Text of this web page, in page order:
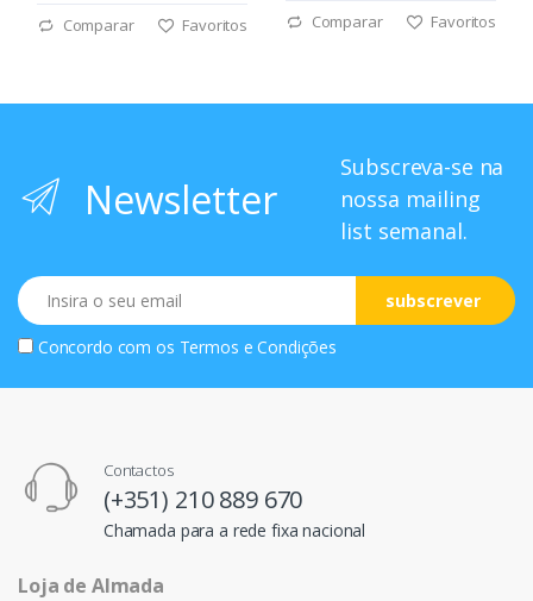
Comparar Favoritos Comparar Favoritos
Newsletter
Subscreva-se na
nossa mailing
list semanal.
Email
subscrever
Concordo com os Termos e Condições
Contactos
(+351) 210 889 670
Chamada para a rede fixa nacional
Loja de Almada